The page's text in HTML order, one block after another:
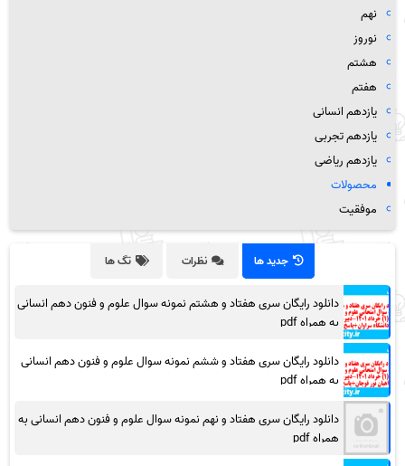
نهم
نوروز
هشتم
هفتم
یازدهم انسانی
یازدهم تجربی
یازدهم ریاضی
محصولات
موفقیت
جدید ها نظرات تگ ها
دانلود رایگان سری هفتاد و هشتم نمونه سوال علوم و فنون دهم انسانی
به همراه pdf
دانلود رایگان سری هفتاد و ششم نمونه سوال علوم و فنون دهم انسانی
به همراه pdf
دانلود رایگان سری هفتاد و نهم نمونه سوال علوم و فنون دهم انسانی به
همراه pdf